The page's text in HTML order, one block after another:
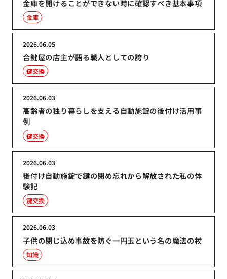
金庫を開けることができない時に確認すべき基本事項
金庫
合鍵屋の店主が語る職人としての誇り
2026.06.05
鍵交換
高齢者の独り暮らしを支える自動施錠の後付け活用事
例
2026.06.03
鍵交換
後付け自動施錠で鍵の閉め忘れから解放された私の体
験記
2026.06.03
鍵交換
子供の閉じ込め事故を防ぐ一円玉という名の魔法の杖
2026.06.03
知識